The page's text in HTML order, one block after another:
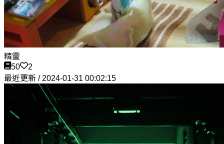
精靈
50
2
最近更新 / 2024-01-31 00:02:15